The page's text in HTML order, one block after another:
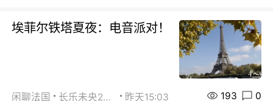
埃菲尔铁塔夏夜：电音派对！
闲聊法国 长乐未央2015 昨天15:03 193 0